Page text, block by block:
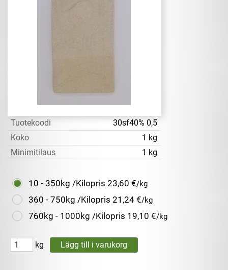
Tuotekoodi
30sf40% 0,5
Koko
1 kg
Minimitilaus
1 kg
10 - 350kg /Kilopris 23,60 €/kg
360 - 750kg /Kilopris 21,24 €/kg
760kg - 1000kg /Kilopris 19,10 €/kg
kg